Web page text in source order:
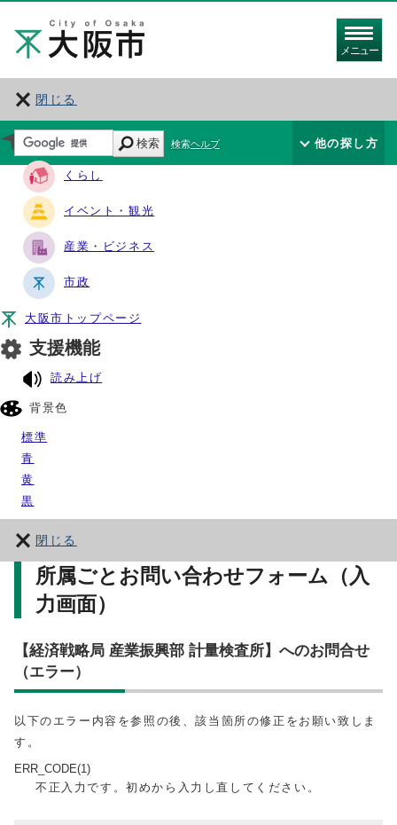
メニュー
閉じる
サイト・ナビ
くらし
イベント・観光
産業・ビジネス
市政
大阪市トップページ
支援機能
読み上げ
背景色
標準
青
黄
黒
閉じる
検索 検索ヘルプ 他の探し方
所属ごとお問い合わせフォーム（入
力画面）
【経済戦略局 産業振興部 計量検査所】へのお問合せ
（エラー）
以下のエラー内容を参照の後、該当箇所の修正をお願い致しま
す。
ERR_CODE(1)
不正入力です。初めから入力し直してください。